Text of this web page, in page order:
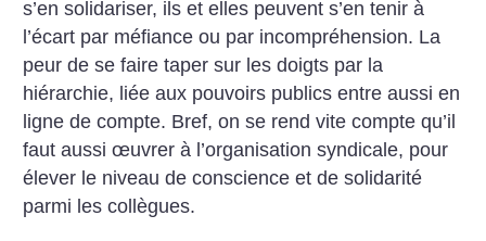
s’en solidariser, ils et elles peuvent s’en tenir à
l’écart par méfiance ou par incompréhension. La
peur de se faire taper sur les doigts par la
hiérarchie, liée aux pouvoirs publics entre aussi en
ligne de compte. Bref, on se rend vite compte qu’il
faut aussi œuvrer à l’organisation syndicale, pour
élever le niveau de conscience et de solidarité
parmi les collègues.